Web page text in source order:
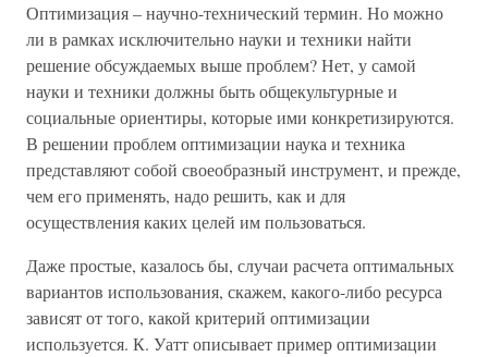
Оптимизация – научно-технический термин. Но можно
ли в рамках исключительно науки и техники найти
решение обсуждаемых выше проблем? Нет, у самой
науки и техники должны быть общекультурные и
социальные ориентиры, которые ими конкретизируются.
В решении проблем оптимизации наука и техника
представляют собой своеобразный инструмент, и прежде,
чем его применять, надо решить, как и для
осуществления каких целей им пользоваться.
Даже простые, казалось бы, случаи расчета оптимальных
вариантов использования, скажем, какого-либо ресурса
зависят от того, какой критерий оптимизации
используется. К. Уатт описывает пример оптимизации